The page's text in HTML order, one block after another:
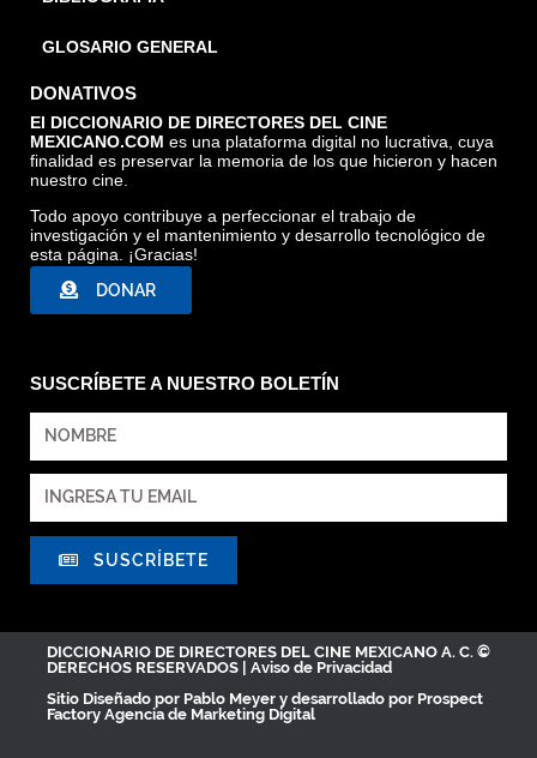
DON SIMÓN DE LIRA, ARCHIVO CINETECA NACIONAL
GLOSARIO GENERAL
DONATIVOS
El DICCIONARIO DE DIRECTORES DEL CINE
MEXICANO.COM es una plataforma digital no lucrativa, cuya
finalidad es preservar la memoria de los que hicieron y hacen
nuestro cine.
Todo apoyo contribuye a perfeccionar el trabajo de
investigación y el mantenimiento y desarrollo tecnológico de
esta página. ¡Gracias!
DONAR
SUSCRÍBETE A NUESTRO BOLETÍN
SUSCRÍBETE
DICCIONARIO DE DIRECTORES DEL CINE MEXICANO A. C. ©
DERECHOS RESERVADOS | Aviso de Privacidad
Sitio Diseñado por Pablo Meyer y desarrollado por Prospect
Factory Agencia de Marketing Digital